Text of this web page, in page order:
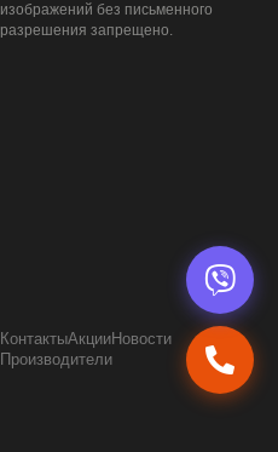
изображений без письменного
разрешения запрещено.
КонтактыАкцииНовости
Производители